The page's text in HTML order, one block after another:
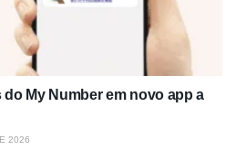
My Number em novo app a
2026